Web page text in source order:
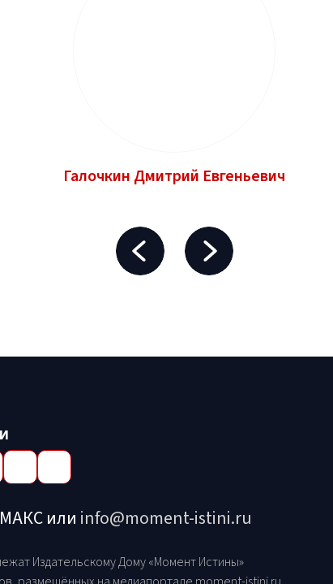
Галочкин Дмитрий Евгеньевич
или info@moment-istini.ru
Издательскому Дому «Момент Истины»